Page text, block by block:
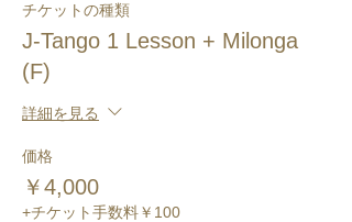
チケットの種類
J-Tango 1 Lesson + Milonga
(F)
詳細を見る
価格
￥4,000
+チケット手数料￥100